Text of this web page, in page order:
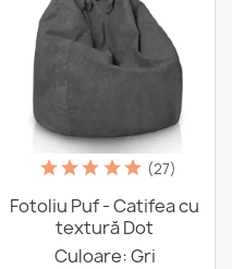
(27)
Fotoliu Puf - Catifea cu
textură Dot
Culoare: Gri